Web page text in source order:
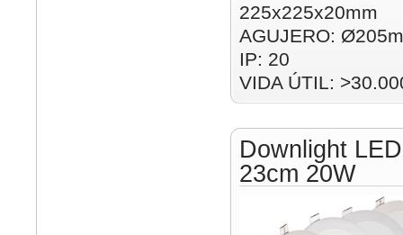
225x225x20mm
AGUJERO:
IP: 20
VIDA ÚTIL:
Downlight
23cm 20W